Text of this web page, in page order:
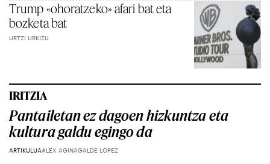
Trump «ohoratzeko» afari bat eta
bozketa bat
URTZI URKIZU
IRITZIA
Pantailetan ez dagoen hizkuntza eta
kultura galdu egingo da
ARTIKULUAALEX AGINAGALDE LOPEZ